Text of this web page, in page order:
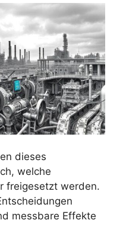
dieses
welche
freigesetzt werden.
messbare Effekte